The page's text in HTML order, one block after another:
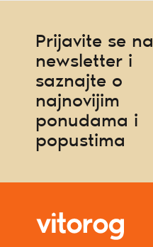
Prijavite se na
newsletter i
saznajte o
najnovijim
ponudama i
popustima